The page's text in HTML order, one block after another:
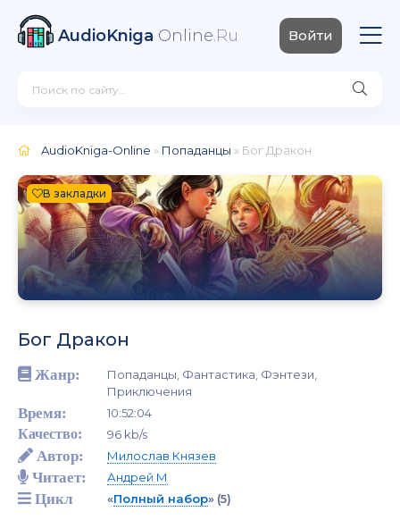
AudioKniga Online.Ru Войти
AudioKniga-Online » Попаданцы » Бог Дракон
В закладки
Бог Дракон
Жанр:
Попаданцы, Фантастика, Фэнтези,
Приключения
Время:
10:52:04
Качество:
96 kb/s
Автор: Милослав Князев
Читает: Андрей М
Цикл «Полный набор» (5)